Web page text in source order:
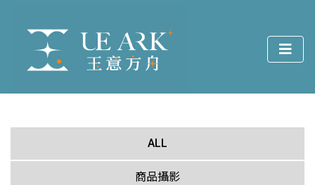
ALL
商品攝影